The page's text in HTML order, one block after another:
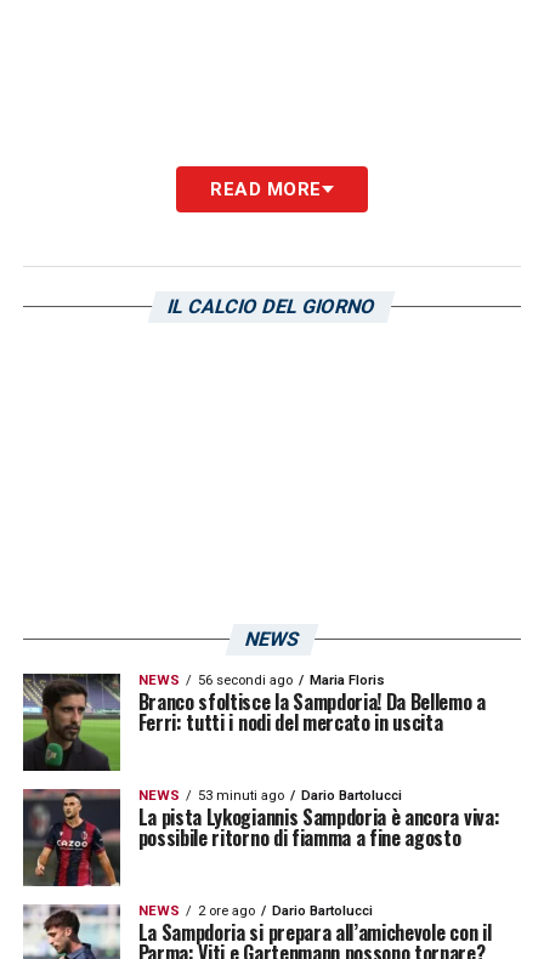
READ MORE
IL CALCIO DEL GIORNO
NEWS
NEWS 56 secondi ago Maria Floris
Branco sfoltisce la Sampdoria! Da Bellemo a
Ferri: tutti i nodi del mercato in uscita
NEWS 53 minuti ago Dario Bartolucci
La pista Lykogiannis Sampdoria è ancora viva:
possibile ritorno di fiamma a fine agosto
NEWS 2 ore ago Dario Bartolucci
La Sampdoria si prepara all’amichevole con il
Parma: Viti e Gartenmann possono tornare?